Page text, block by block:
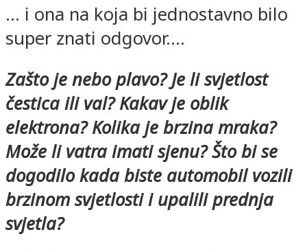
… i ona na koja bi jednostavno bilo
super znati odgovor….
Zašto je nebo plavo? Je li svjetlost
čestica ili val? Kakav je oblik
elektrona? Kolika je brzina mraka?
Može li vatra imati sjenu? Što bi se
dogodilo kada biste automobil vozili
brzinom svjetlosti i upalili prednja
svjetla?